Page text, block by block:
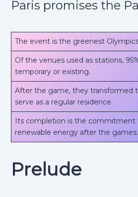
Paris promises the
The event is the greenest
Of the venues used as stations,
temporary or existing.
After the game, they transformed
serve as a regular residence.
Its completion is the commitment
renewable energy after the games.
Prelude